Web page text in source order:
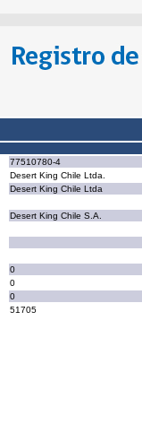
77510780-4
Desert King Chile Ltda.
Desert King Chile Ltda
Desert King Chile S.A.
0
0
0
51705